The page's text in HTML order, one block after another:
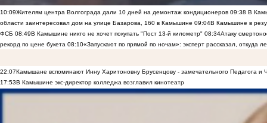
10:09Жителям центра Волгограда дали 10 дней на демонтаж кондиционеров 09:38 В
области заинтересовал дом на улице Базарова, 160 в Камышине 09:04В Камышине в
ФСБ 08:49В Камышине никто не хочет покупать "Пост 13-й километр" 08:34Атаку
рекорд по цене букета 08:10«Запускают по прямой по ночам»: эксперт рассказал, откуда
22:07Камышане вспоминают Инну Харитоновну Брусенцову - замечательного Педагога и
17:53В Камышине экс-директор колледжа возглавил кинотеатр